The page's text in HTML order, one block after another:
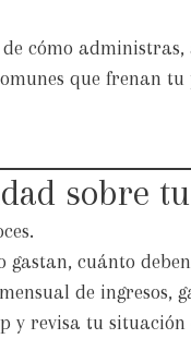
cómo
que frenan
sobre
gastan, cuánto
de ingresos,
y revisa tu situación